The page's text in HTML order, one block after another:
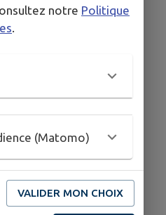
notre Politique
.
(Matomo)
VALIDER MON CHOIX